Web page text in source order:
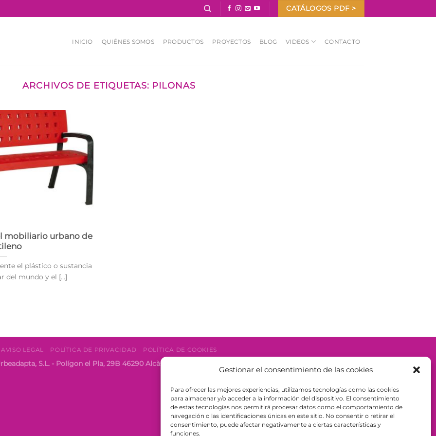
Gestionar el consentimiento de las cookies
Para ofrecer las mejores experiencias, utilizamos tecnologías como las cookies
para almacenar y/o acceder a la información del dispositivo. El consentimiento
de estas tecnologías nos permitirá procesar datos como el comportamiento de
navegación o las identificaciones únicas en este sitio. No consentir o retirar el
consentimiento, puede afectar negativamente a ciertas características y
funciones.
CATÁLOGOS PDF >
INICIO QUIÉNES SOMOS PRODUCTOS PROYECTOS BLOG VIDEOS CONTACTO
ARCHIVOS DE ETIQUETAS: PILONAS
mobiliario urbano de
el plástico o sustancia
del mundo y el [...]
AVISO LEGAL POLÍTICA DE PRIVACIDAD POLÍTICA DE COOKIES
S.L. - Polígon el Pla, 29B 46290 Alcàsser, Valencia – ESPAÑA - B98943723